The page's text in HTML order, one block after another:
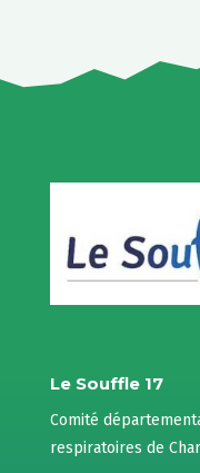
Le Souffle 17
Comité
respiratoires de